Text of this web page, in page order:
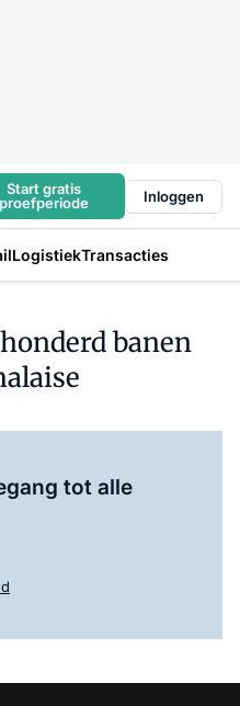
Start gratis
proefperiode
Inloggen
LogistiekTransacties
banen
tot alle